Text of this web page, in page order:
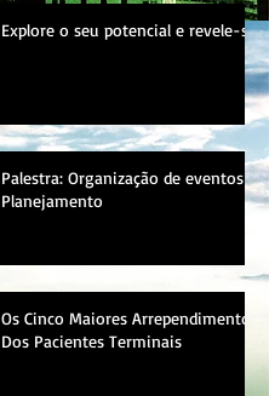
Explore o seu potencial e revele-se
Palestra: Organização de eventos e
Planejamento
Os Cinco Maiores Arrependimentos
Dos Pacientes Terminais